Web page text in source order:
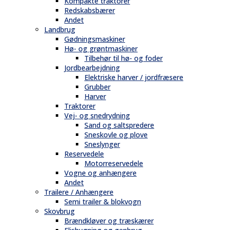
Redskabsbærer
Andet
Landbrug
Gødningsmaskiner
Hø- og grøntmaskiner
Tilbehør til hø- og foder
Jordbearbejdning
Elektriske harver / jordfræsere
Grubber
Harver
Traktorer
Vej- og snedrydning
Sand og saltspredere
Sneskovle og plove
Sneslynger
Reservedele
Motorreservedele
Vogne og anhængere
Andet
Trailere / Anhængere
Semi trailer & blokvogn
Skovbrug
Brændkløver og træskærer